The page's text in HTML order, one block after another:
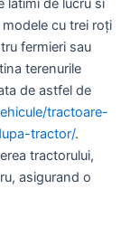
latimi de lucru si
cu trei roți
fermieri sau
terenurile
de astfel de
tractoare-
tractor/.
tractorului,
asigurand o